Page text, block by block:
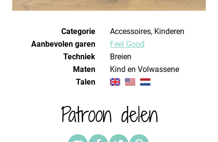
Categorie
Accessoires, Kinderen
Aanbevolen garen
Feel Good
Techniek
breien
Maten
Kind en Volwassene
Talen
Patroon delen